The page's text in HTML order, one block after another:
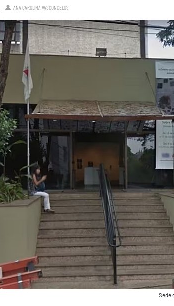
ANA CAROLINA VASCONCELOS
Sede